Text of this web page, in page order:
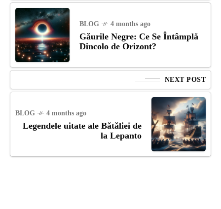
BLOG 4 months ago
Găurile Negre: Ce Se Întâmplă
Dincolo de Orizont?
NEXT POST
BLOG 4 months ago
Legendele uitate ale Bătăliei de
la Lepanto